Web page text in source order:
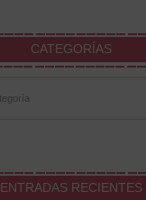
CATEGORÍAS
ENTRADAS RECIENTES